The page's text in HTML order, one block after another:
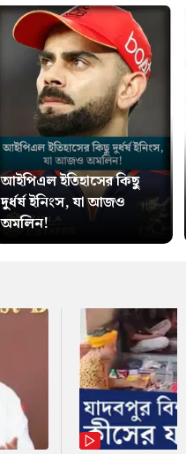
আইপিএল ইতিহাসের কিছু
দুর্ধর্ষ ইনিংস, যা আজও
অমলিন!